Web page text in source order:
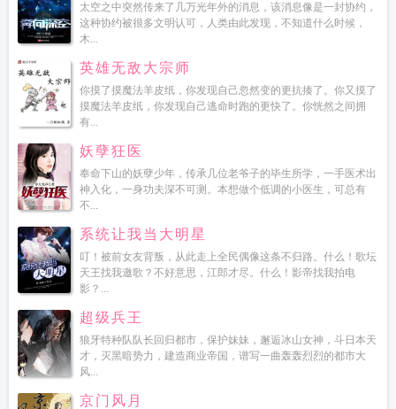
太空之中突然传来了几万光年外的消息，该消息像是一封协约，
这种协约被很多文明认可，人类由此发现，不知道什么时候，
木...
英雄无敌大宗师
你摸了摸魔法羊皮纸，你发现自己忽然变的更抗揍了。你又摸了
摸魔法羊皮纸，你发现自己逃命时跑的更快了。你恍然之间拥
有...
妖孽狂医
奉命下山的妖孽少年，传承几位老爷子的毕生所学，一手医术出
神入化，一身功夫深不可测。本想做个低调的小医生，可总有
不...
系统让我当大明星
叮！被前女友背叛，从此走上全民偶像这条不归路。什么！歌坛
天王找我邀歌？不好意思，江郎才尽。什么！影帝找我拍电
影？...
超级兵王
狼牙特种队队长回归都市，保护妹妹，邂逅冰山女神，斗日本天
才，灭黑暗势力，建造商业帝国，谱写一曲轰轰烈烈的都市大
风...
京门风月